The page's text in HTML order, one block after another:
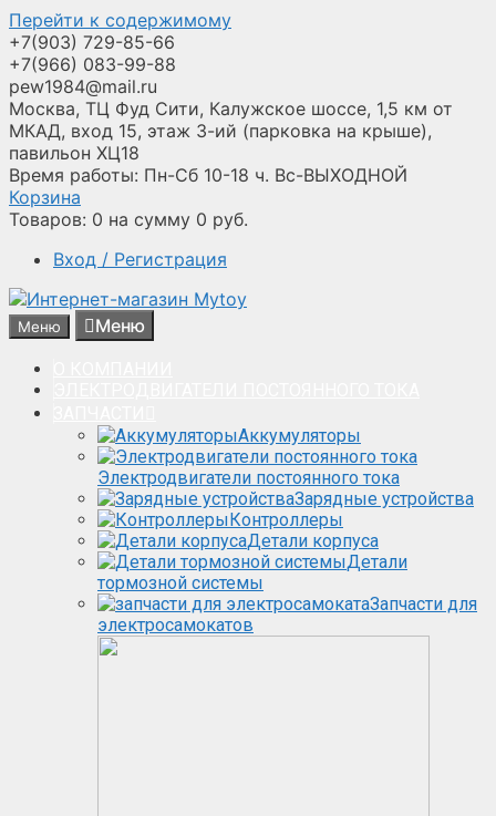
Перейти к содержимому
+7(903) 729-85-66
+7(966) 083-99-88
pew1984@mail.ru
Москва, ТЦ Фуд Сити, Калужское шоссе, 1,5 км от
МКАД, вход 15, этаж 3-ий (парковка на крыше),
павильон ХЦ18
Время работы: Пн-Сб 10-18 ч. Вс-ВЫХОДНОЙ
Корзина
Товаров: 0 на сумму 0 руб.
Вход / Регистрация
Меню Меню
Аккумуляторы
Электродвигатели постоянного тока
Зарядные устройства
Контроллеры
Детали корпуса
Детали
тормозной системы
Запчасти для
электросамокатов